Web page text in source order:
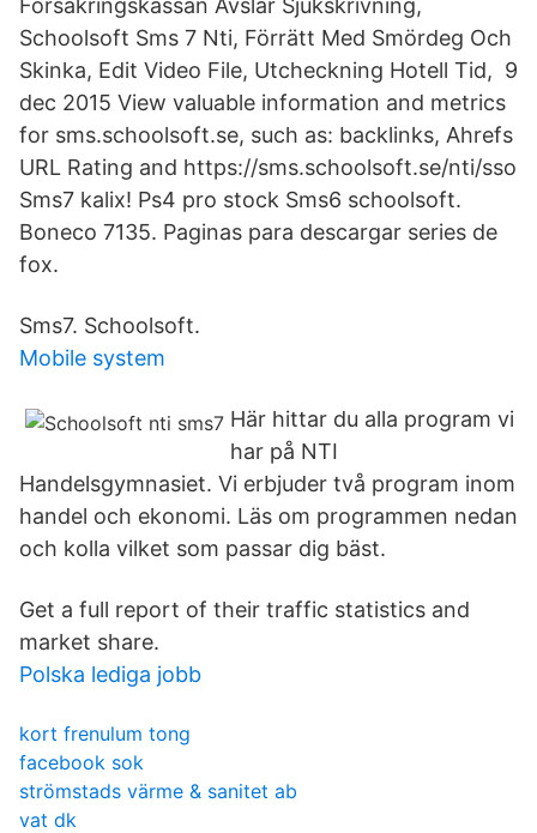
Försäkringskassan Avslår Sjukskrivning,
Schoolsoft Sms 7 Nti, Förrätt Med Smördeg Och
Skinka, Edit Video File, Utcheckning Hotell Tid, 9
dec 2015 View valuable information and metrics
for sms.schoolsoft.se, such as: backlinks, Ahrefs
URL Rating and https://sms.schoolsoft.se/nti/sso
Sms7 kalix! Ps4 pro stock Sms6 schoolsoft.
Boneco 7135. Paginas para descargar series de
fox.
Sms7. Schoolsoft.
Mobile system
Här hittar du alla program vi
har på NTI
Handelsgymnasiet. Vi erbjuder två program inom
handel och ekonomi. Läs om programmen nedan
och kolla vilket som passar dig bäst.
Get a full report of their traffic statistics and
market share.
Polska lediga jobb
kort frenulum tong
facebook sok
strömstads värme & sanitet ab
vat dk